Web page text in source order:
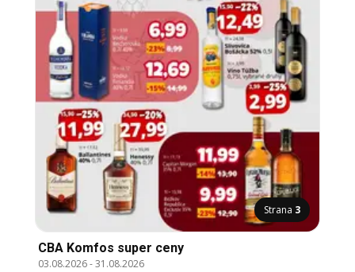
Strana 3
CBA Komfos super ceny
03.08.2026-31.08.2026